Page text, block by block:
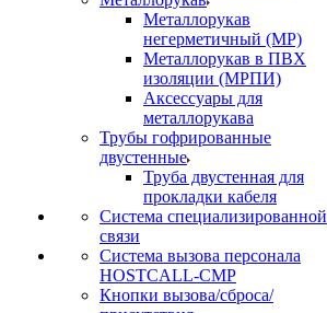
Металлорукав
негерметичный (МР)
Металлорукав в ПВХ
изоляции (МРПИ)
Аксессуары для
металлорукава
Трубы гофрированные
двустенные
Труба двустенная для
прокладки кабеля
Система специализированной
связи
Cистема вызова персонала
HOSTCALL-CMP
Кнопки вызова/сброса/